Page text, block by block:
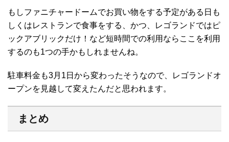
もしファニチャードームでお買い物をする予定がある日も
しくはレストランで食事をする、かつ、レゴランドではピ
ックアブリックだけ！など短時間での利用ならここを利用
するのも1つの手かもしれませんね。
駐車料金も3月1日から変わったそうなので、レゴランドオ
ープンを見越して変えたんだと思われます。
まとめ